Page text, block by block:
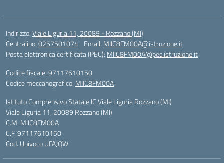
Indirizzo:Viale Liguria 11, 20089 - Rozzano (MI)
Centralino:0257501074 Email: MIIC8FM00A@istruzione.it
Posta elettronica certificata (PEC): MIIC8FM00A@pec.istruzione.it
Codice fiscale: 97117610150
Codice meccanografico: MIIC8FM00A
Istituto Comprensivo Statale IC Viale Liguria Rozzano (MI)
Viale Liguria 11, 20089 Rozzano (MI)
C.M. MIIC8FM00A
C.F. 97117610150
Cod. Univoco UFAJQW